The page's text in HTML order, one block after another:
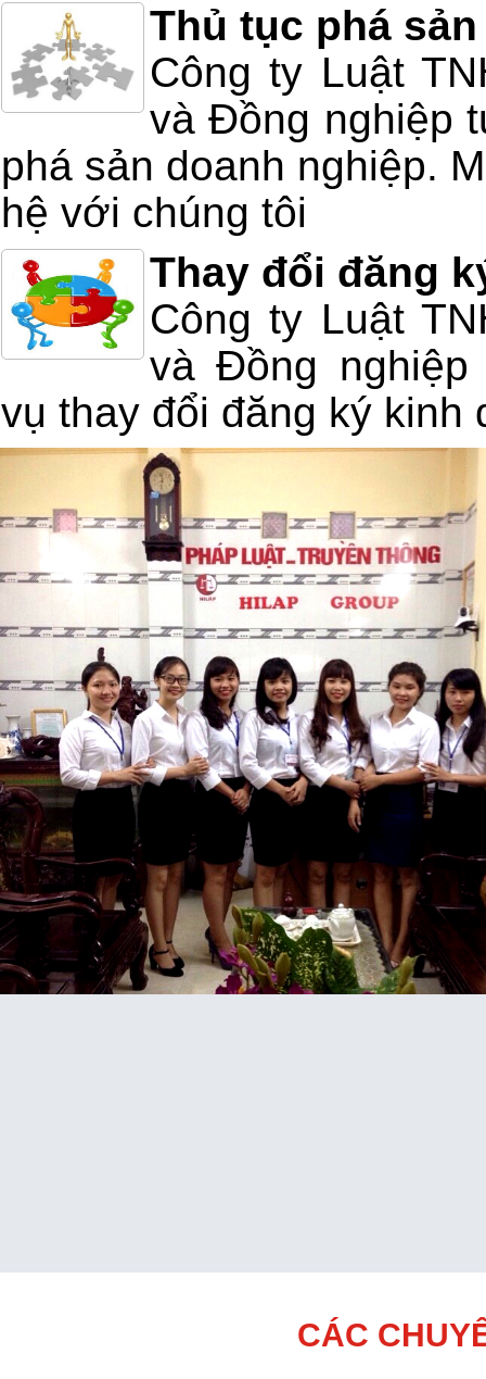
Thủ tục phá
Công ty Luật
và Đồng nghiệp
phá sản doanh nghiệp.
hệ với chúng tôi
Thay đổi đăng
Công ty Luật
và Đồng nghiệp
vụ thay đổi đăng ký kinh
CÁC